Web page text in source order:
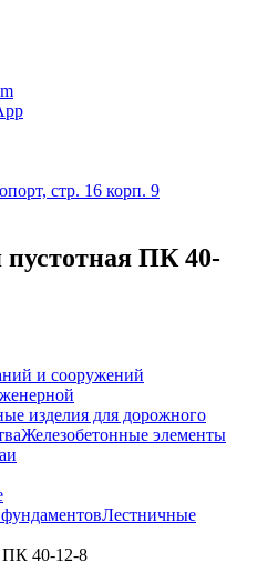
стр. 16 корп. 9
ПК 40-
и сооружений
изделия для дорожного
Железобетонные элементы
Лестничные
ПК 40-12-8